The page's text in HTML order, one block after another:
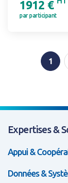
1912 €
par participant
1
Expertises &
Appui &
Données &